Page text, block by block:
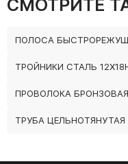
СМОТРИТЕ
ПОЛОСА
ТРОЙНИКИ СТАЛЬ
ПРОВОЛОКА
ТРУБА